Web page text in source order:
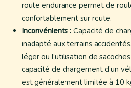
route endurance permet de
confortablement sur route.
Inconvénients : Capacité de
inadapté aux terrains
léger ou l’utilisation de
capacité de chargement d’un
est généralement limitée à 10